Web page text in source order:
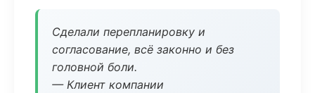
Сделали перепланировку и
согласование, всё законно и без
головной боли.
— Клиент компании